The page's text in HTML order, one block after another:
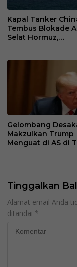
Kapal Tanker
Tembus Blokade
Selat Hormuz,
Gelombang
Makzulkan Trump
Menguat di AS di
Tinggalkan
Alamat email Anda
ditandai *